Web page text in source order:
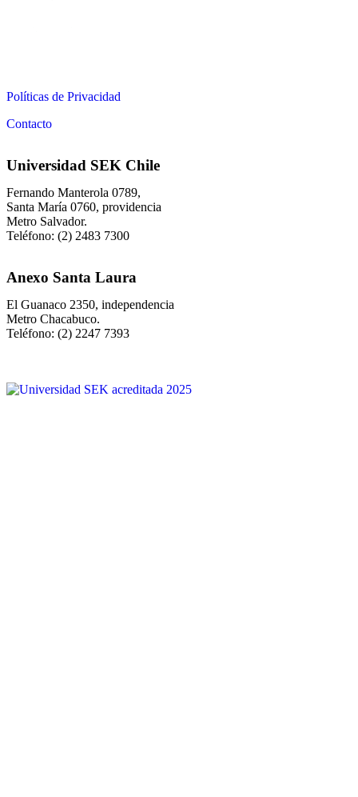
Políticas de Privacidad
Contacto
Universidad SEK Chile
Fernando Manterola 0789,
Santa María 0760, providencia
Metro Salvador.
Teléfono: (2) 2483 7300
Anexo Santa Laura
El Guanaco 2350, independencia
Metro Chacabuco.
Teléfono: (2) 2247 7393